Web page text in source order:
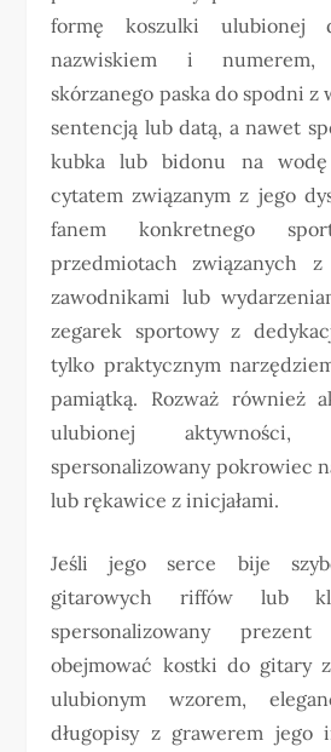
formę koszulki ulubionej
nazwiskiem i numerem,
skórzanego paska do spodni
sentencją lub datą, a nawet
kubka lub bidonu na
cytatem związanym z jego
fanem konkretnego
przedmiotach związanych
zawodnikami lub
zegarek sportowy z
tylko praktycznym
pamiątką. Rozważ również
ulubionej
spersonalizowany pokrowiec
lub rękawice z inicjałami.
Jeśli jego serce bije
gitarowych riffów lub
spersonalizowany
obejmować kostki do gitary
ulubionym wzorem,
długopisy z grawerem jego